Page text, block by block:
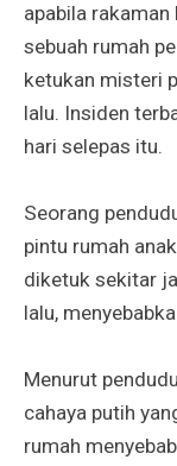
apabila
sebuah rumah
ketukan misteri
lalu. Insiden
hari selepas itu.
Seorang
pintu rumah
diketuk sekitar
lalu,
Menurut
cahaya putih
rumah